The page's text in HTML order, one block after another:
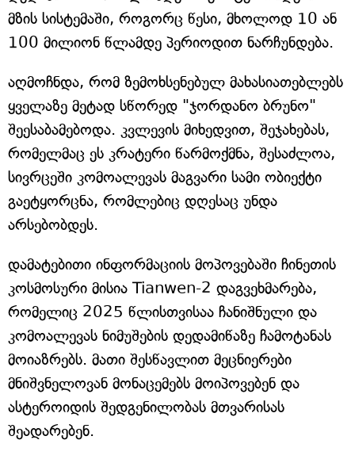
მზის სისტემაში, როგორც წესი, მხოლოდ 10 ან
100 მილიონ წლამდე პერიოდით ნარჩუნდება.
აღმოჩნდა, რომ ზემოხსენებულ მახასიათებლებს
ყველაზე მეტად სწორედ "ჯორდანო ბრუნო"
შეესაბამებოდა. კვლევის მიხედვით, შეჯახებას,
რომელმაც ეს კრატერი წარმოქმნა, შესაძლოა,
სივრცეში კომოალევას მაგვარი სამი ობიექტი
გაეტყორცნა, რომლებიც დღესაც უნდა
არსებობდეს.
დამატებითი ინფორმაციის მოპოვებაში ჩინეთის
კოსმოსური მისია Tianwen-2 დაგვეხმარება,
რომელიც 2025 წლისთვისაა ჩანიშნული და
კომოალევას ნიმუშების დედამიწაზე ჩამოტანას
მოიაზრებს. მათი შესწავლით მეცნიერები
მნიშვნელოვან მონაცემებს მოიპოვებენ და
ასტეროიდის შედგენილობას მთვარისას
შეადარებენ.